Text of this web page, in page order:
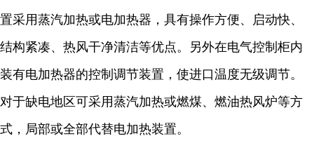
置采用蒸汽加热或电加热器，具有操作方便、启动快、
结构紧凑、热风干净清洁等优点。另外在电气控制柜内
装有电加热器的控制调节装置，使进口温度无级调节。
对于缺电地区可采用蒸汽加热或燃煤、燃油热风炉等方
式，局部或全部代替电加热装置。